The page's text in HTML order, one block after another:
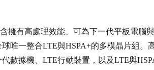
擁有高處理效能、可為下一代平板電腦
唯一整合LTE與HSPA+的多模晶片組。
數據機、LTE行動裝置，以及LTE與